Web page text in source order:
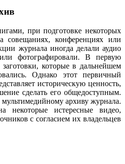
при подготовке некоторых
конференциях или
журнала иногда делали аудио
фотографировали. В первую
которые в дальнейшем
Однако этот первичный
историческую ценность,
сделать его общедоступным.
архиву журнала.
истересные видео,
с согласием их владельцев